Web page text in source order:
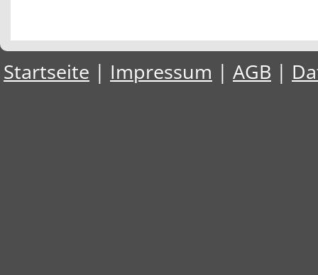
Startseite | Impressum | AGB |